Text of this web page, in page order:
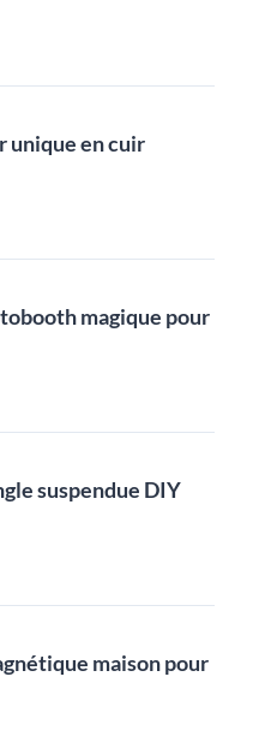
unique en cuir
magique pour
suspendue DIY
maison pour